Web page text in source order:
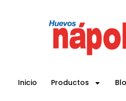
Inicio Productos